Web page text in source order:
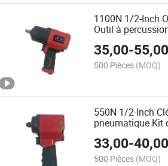
1100N 1/2-Inch
Outil à
lourd Pistolet à
35,00-55,00
500 Pièces (MOQ)
550N 1/2-Inch
pneumatique Kit
33,00-40,00
500 Pièces (MOQ)